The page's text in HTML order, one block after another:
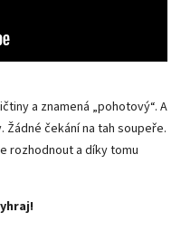
a znamená „pohotový“. A
čekání na tah soupeře.
rozhodnout a díky tomu